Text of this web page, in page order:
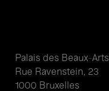
Palais des Beaux-Arts
Rue Ravenstein, 23
1000 Bruxelles